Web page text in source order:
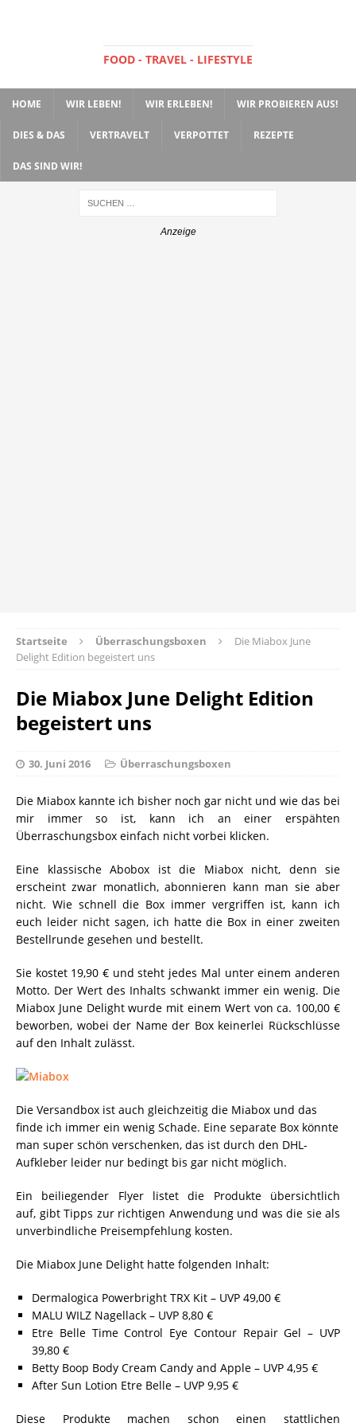
FOOD - TRAVEL - LIFESTYLE
HOME WIR LEBEN! WIR ERLEBEN! WIR PROBIEREN AUS!
DIES & DAS VERTRAVELT VERPOTTET REZEPTE
DAS SIND WIR!
Startseite Überraschungsboxen
Die Miabox June
Delight Edition begeistert uns
Die Miabox June Delight Edition
begeistert uns
30. Juni 2016 Überraschungsboxen
Die Miabox kannte ich bisher noch gar nicht und wie das bei
mir immer so ist, kann ich an einer erspähten
Überraschungsbox einfach nicht vorbei klicken.
Eine klassische Abobox ist die Miabox nicht, denn sie
erscheint zwar monatlich, abonnieren kann man sie aber
nicht. Wie schnell die Box immer vergriffen ist, kann ich
euch leider nicht sagen, ich hatte die Box in einer zweiten
Bestellrunde gesehen und bestellt.
Sie kostet 19,90 € und steht jedes Mal unter einem anderen
Motto. Der Wert des Inhalts schwankt immer ein wenig. Die
Miabox June Delight wurde mit einem Wert von ca. 100,00 €
beworben, wobei der Name der Box keinerlei Rückschlüsse
auf den Inhalt zulässt.
Die Versandbox ist auch gleichzeitig die Miabox und das
finde ich immer ein wenig Schade. Eine separate Box könnte
man super schön verschenken, das ist durch den DHL-
Aufkleber leider nur bedingt bis gar nicht möglich.
Ein beiliegender Flyer listet die Produkte übersichtlich
auf, gibt Tipps zur richtigen Anwendung und was die sie als
unverbindliche Preisempfehlung kosten.
Die Miabox June Delight hatte folgenden Inhalt:
Dermalogica Powerbright TRX Kit – UVP 49,00 €
MALU WILZ Nagellack – UVP 8,80 €
Etre Belle Time Control Eye Contour Repair Gel – UVP
39,80 €
Betty Boop Body Cream Candy and Apple – UVP 4,95 €
After Sun Lotion Etre Belle – UVP 9,95 €
Diese Produkte machen schon einen stattlichen